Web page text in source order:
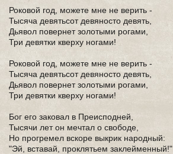
Роковой год, можете мне не верить -
Тысяча девятьсот девяносто девять,
Дьявол повернет золотыми рогами,
Три девятки кверху ногами!
Роковой год, можете мне не верить -
Тысяча девятьсот девяносто девять,
Дьявол повернет золотыми рогами,
Три девятки кверху ногами!
Бог его заковал в Преисподней,
Тысячи лет он мечтал о свободе,
Но прогремел вскоре выкрик народный:
"Эй, вставай, проклятьем заклейменный!"